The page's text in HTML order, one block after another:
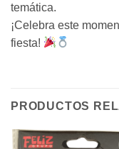
temática.
¡Celebra este
fiesta!
PRODUCTOS